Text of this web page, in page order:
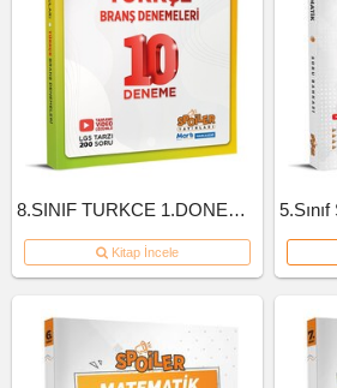
8.SINIF TURKCE 1.DONEM 10'LU BRANS DENEME
Kitap İncele